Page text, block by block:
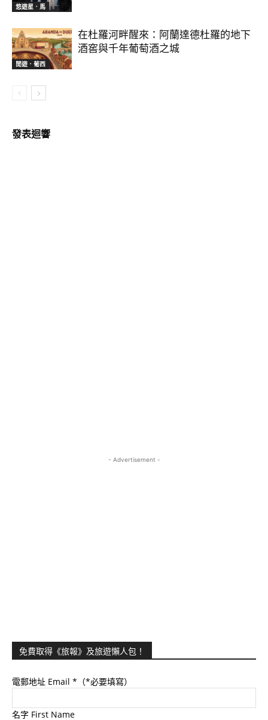
悠遊星．馬
閒遊．葡西
在杜羅河畔醒來：阿蘭達德杜羅的地下
酒窖與千年葡萄酒之城
發表迴響
- Advertisement -
免費取得《旅報》及旅遊懶人包！
電郵地址 Email *（*必要填寫）
名字 First Name